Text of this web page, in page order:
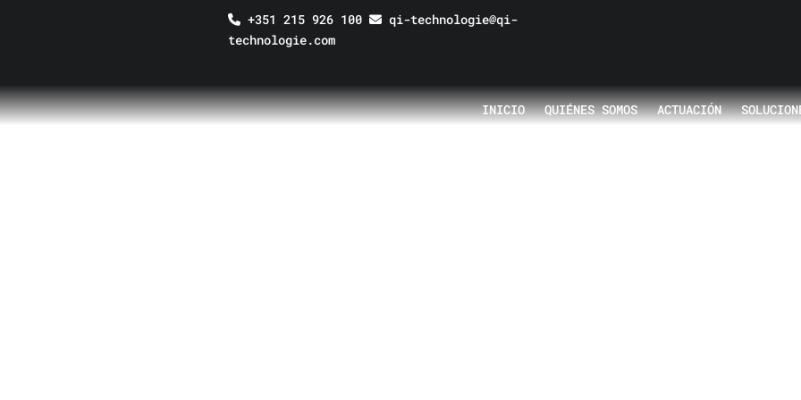
+351 215 926 100
qi-technologie@qi-
technologie.com
INICIO QUIÉNES SOMOS ACTUACIÓN